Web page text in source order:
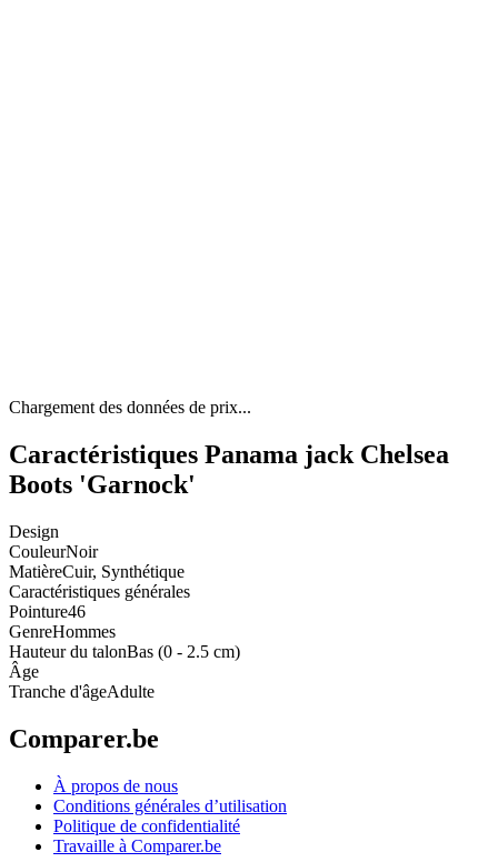
Chargement des données de prix...
Caractéristiques Panama jack Chelsea
Boots 'Garnock'
Design
CouleurNoir
MatièreCuir, Synthétique
Caractéristiques générales
Pointure46
GenreHommes
Hauteur du talonBas (0 - 2.5 cm)
Âge
Tranche d'âgeAdulte
Comparer.be
À propos de nous
Conditions générales d’utilisation
Politique de confidentialité
Travaille à Comparer.be